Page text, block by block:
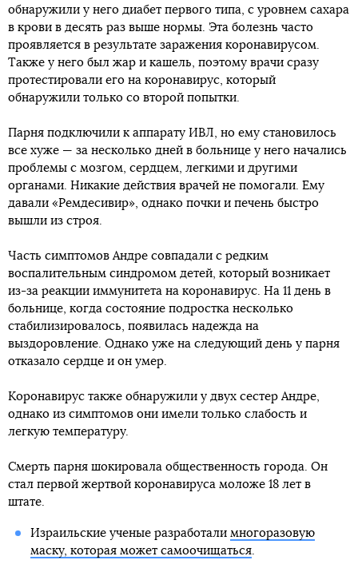
обнаружили у него диабет первого типа, с уровнем сахара
в крови в десять раз выше нормы. Эта болезнь часто
проявляется в результате заражения коронавирусом.
Также у него был жар и кашель, поэтому врачи сразу
протестировали его на коронавирус, который
обнаружили только со второй попытки.
Парня подключили к аппарату ИВЛ, но ему становилось
все хуже — за несколько дней в больнице у него начались
проблемы с мозгом, сердцем, легкими и другими
органами. Никакие действия врачей не помогали. Ему
давали «Ремдесивир», однако почки и печень быстро
вышли из строя.
Часть симптомов Андре совпадали с редким
воспалительным синдромом детей, который возникает
из-за реакции иммунитета на коронавирус. На 11 день в
больнице, когда состояние подростка несколько
стабилизировалось, появилась надежда на
выздоровление. Однако уже на следующий день у парня
отказало сердце и он умер.
Коронавирус также обнаружили у двух сестер Андре,
однако из симптомов они имели только слабость и
легкую температуру.
Смерть парня шокировала общественность города. Он
стал первой жертвой коронавируса моложе 18 лет в
штате.
Израильские ученые разработали многоразовую
маску, которая может самоочищаться.